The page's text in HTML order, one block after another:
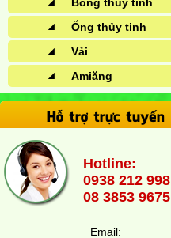
Ống thủy tinh
Vải
Amiăng
Hỗ trợ trực tuyến
Hotline:
0938 212 998
08 3853 9675
Email: